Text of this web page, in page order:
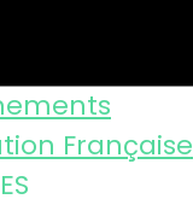
Française